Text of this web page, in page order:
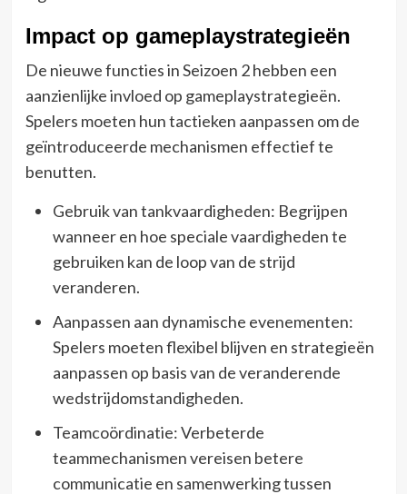
Impact op gameplaystrategieën
De nieuwe functies in Seizoen 2 hebben een
aanzienlijke invloed op gameplaystrategieën.
Spelers moeten hun tactieken aanpassen om de
geïntroduceerde mechanismen effectief te
benutten.
Gebruik van tankvaardigheden: Begrijpen
wanneer en hoe speciale vaardigheden te
gebruiken kan de loop van de strijd
veranderen.
Aanpassen aan dynamische evenementen:
Spelers moeten flexibel blijven en strategieën
aanpassen op basis van de veranderende
wedstrijdomstandigheden.
Teamcoördinatie: Verbeterde
teammechanismen vereisen betere
communicatie en samenwerking tussen